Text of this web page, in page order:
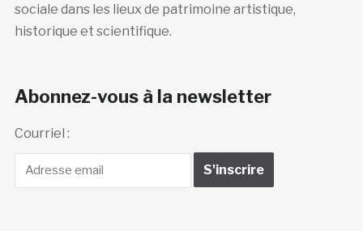
sociale dans les lieux de patrimoine artistique,
historique et scientifique.
Abonnez-vous à la newsletter
Courriel :